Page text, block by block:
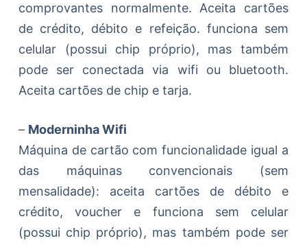
comprovantes normalmente. Aceita cartões
de crédito, débito e refeição. funciona sem
celular (possui chip próprio), mas também
pode ser conectada via wifi ou bluetooth.
Aceita cartões de chip e tarja.
– Moderninha Wifi
Máquina de cartão com funcionalidade igual a
das máquinas convencionais (sem
mensalidade): aceita cartões de débito e
crédito, voucher e funciona sem celular
(possui chip próprio), mas também pode ser